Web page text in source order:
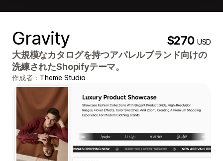
Gravity $270USD
大規模なカタログを持つアパレルブランド向けの
洗練されたShopifyテーマ。
作成者： Theme Studio